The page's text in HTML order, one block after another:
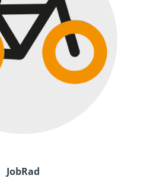
JobRad